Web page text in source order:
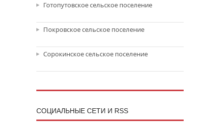
Готопутовское сельское поселение
Покровское сельское поселение
Сорокинское сельское поселение
CОЦИАЛЬНЫЕ СЕТИ И RSS